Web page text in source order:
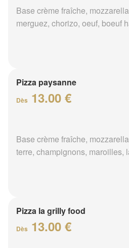
Base crème fraîche,
merguez, chorizo, oeuf, boeuf
Pizza paysanne
Dès 13.00 €
Base crème fraîche,
terre, champignons, maroilles,
Pizza la grilly food
Dès 13.00 €